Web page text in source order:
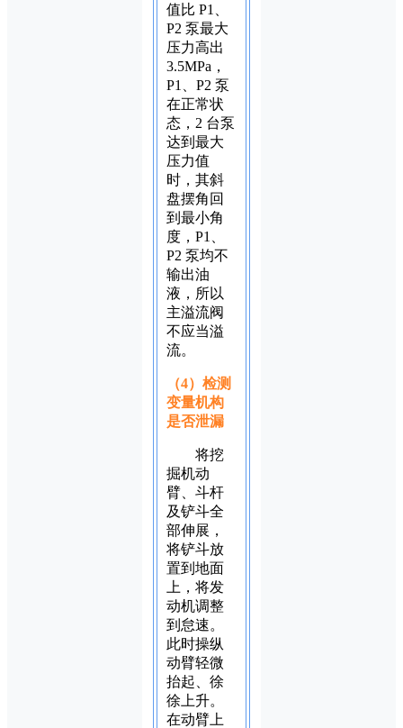
值比 P1、
P2 泵最大
压力高出
3.5MPa，
P1、P2 泵
在正常状
态，2 台泵
达到最大
压力值
时，其斜
盘摆角回
到最小角
度，P1、
P2 泵均不
输出油
液，所以
主溢流阀
不应当溢
流。
（4）检测
变量机构
是否泄漏
将挖
掘机动
臂、斗杆
及铲斗全
部伸展，
将铲斗放
置到地面
上，将发
动机调整
到怠速。
此时操纵
动臂轻微
抬起、徐
徐上升。
在动臂上